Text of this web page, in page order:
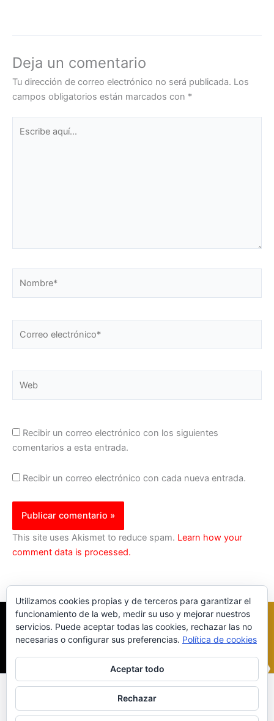
Deja un comentario
Tu dirección de correo electrónico no será publicada. Los
campos obligatorios están marcados con *
electrónico*
Recibir un correo electrónico con los siguientes
comentarios a esta entrada.
Recibir un correo electrónico con cada nueva entrada.
This site uses Akismet to reduce spam. Learn how your
comment data is processed.
Política Cookies| Política Privacidad
© 2023 |ComoTocarViolin.Com
Utilizamos cookies propias y de terceros para garantizar el
funcionamiento de la web, medir su uso y mejorar nuestros
servicios. Puede aceptar todas las cookies, rechazar las no
necesarias o configurar sus preferencias. Política de cookies
Aceptar todo
Rechazar